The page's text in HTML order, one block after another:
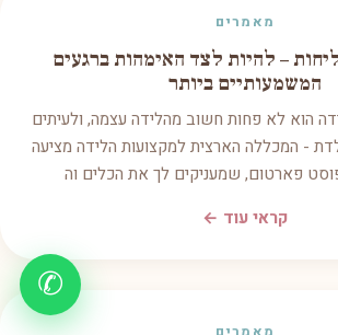
מאמרים
– להיות לצד האימהות ברגעים
המשמעותיים ביותר
הוא לא פחות חשוב מהלידה עצמה, ולעיתים
- המכללה הארצית למקצועות הלידה מציעה
פארטום, שמעניקים לך את הכלים וה
קראי עוד ←
✆